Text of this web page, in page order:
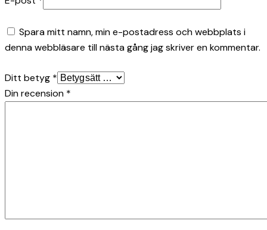
Spara mitt namn, min e-postadress och webbplats i
denna webbläsare till nästa gång jag skriver en kommentar.
Ditt betyg *
Din recension *